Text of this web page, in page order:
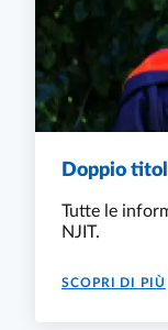
Doppio
Tutte le
NJIT.
SCOPRI DI PIÙ